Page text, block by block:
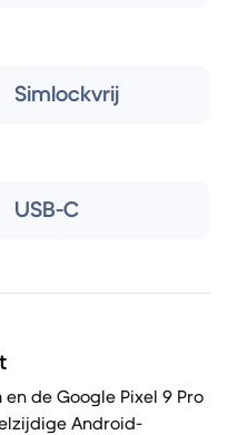
Simlockvrij
USB-C
en de Google Pixel 9 Pro
Android-